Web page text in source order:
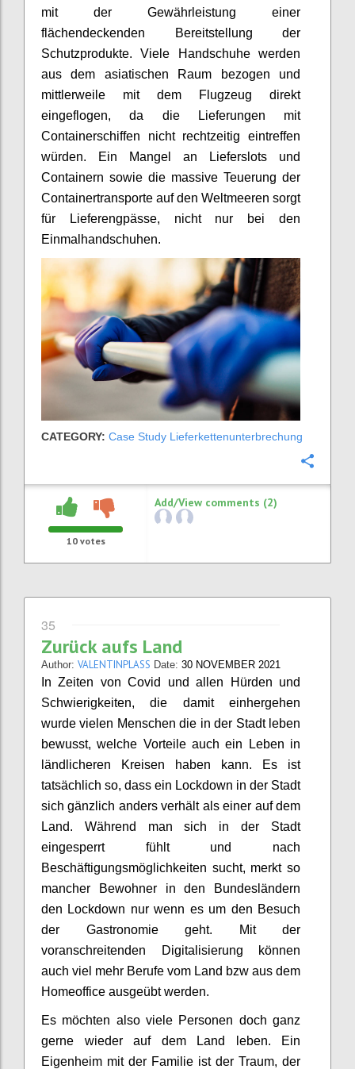
mit der Gewährleistung einer
flächendeckenden Bereitstellung der
Schutzprodukte. Viele Handschuhe werden
aus dem asiatischen Raum bezogen und
mittlerweile mit dem Flugzeug direkt
eingeflogen, da die Lieferungen mit
Containerschiffen nicht rechtzeitig eintreffen
würden. Ein Mangel an Lieferslots und
Containern sowie die massive Teuerung der
Containertransporte auf den Weltmeeren sorgt
für Lieferengpässe, nicht nur bei den
Einmalhandschuhen.
CATEGORY: Case Study Lieferkettenunterbrechung
10votes
Add/View comments (2)
35
Zurück aufs Land
Author: VALENTINPLASS Date: 30 NOVEMBER 2021
In Zeiten von Covid und allen Hürden und
Schwierigkeiten, die damit einhergehen
wurde vielen Menschen die in der Stadt leben
bewusst, welche Vorteile auch ein Leben in
ländlicheren Kreisen haben kann. Es ist
tatsächlich so, dass ein Lockdown in der Stadt
sich gänzlich anders verhält als einer auf dem
Land. Während man sich in der Stadt
eingesperrt fühlt und nach
Beschäftigungsmöglichkeiten sucht, merkt so
mancher Bewohner in den Bundesländern
den Lockdown nur wenn es um den Besuch
der Gastronomie geht. Mit der
voranschreitenden Digitalisierung können
auch viel mehr Berufe vom Land bzw aus dem
Homeoffice ausgeübt werden.
Es möchten also viele Personen doch ganz
gerne wieder auf dem Land leben. Ein
Eigenheim mit der Familie ist der Traum, der